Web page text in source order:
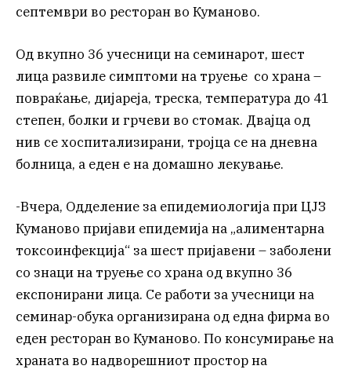
септември во ресторан во Куманово.
Од вкупно 36 учесници на семинарот, шест
лица развиле симптоми на труење со храна –
повраќање, дијареја, треска, температура до 41
степен, болки и грчеви во стомак. Двајца од
нив се хоспитализирани, тројца се на дневна
болница, а еден е на домашно лекување.
-Вчера, Одделение за епидемиологија при ЦЈЗ
Куманово пријави епидемија на „алиментарна
токсоинфекција“ за шест пријавени – заболени
со знаци на труење со храна од вкупно 36
експонирани лица. Се работи за учесници на
семинар-обука организирана од една фирма во
еден ресторан во Куманово. По консумирање на
храната во надворешниот простор на